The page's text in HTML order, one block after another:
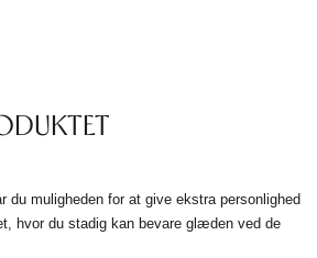
du muligheden for at give ekstra personlighed
hvor du stadig kan bevare glæden ved de